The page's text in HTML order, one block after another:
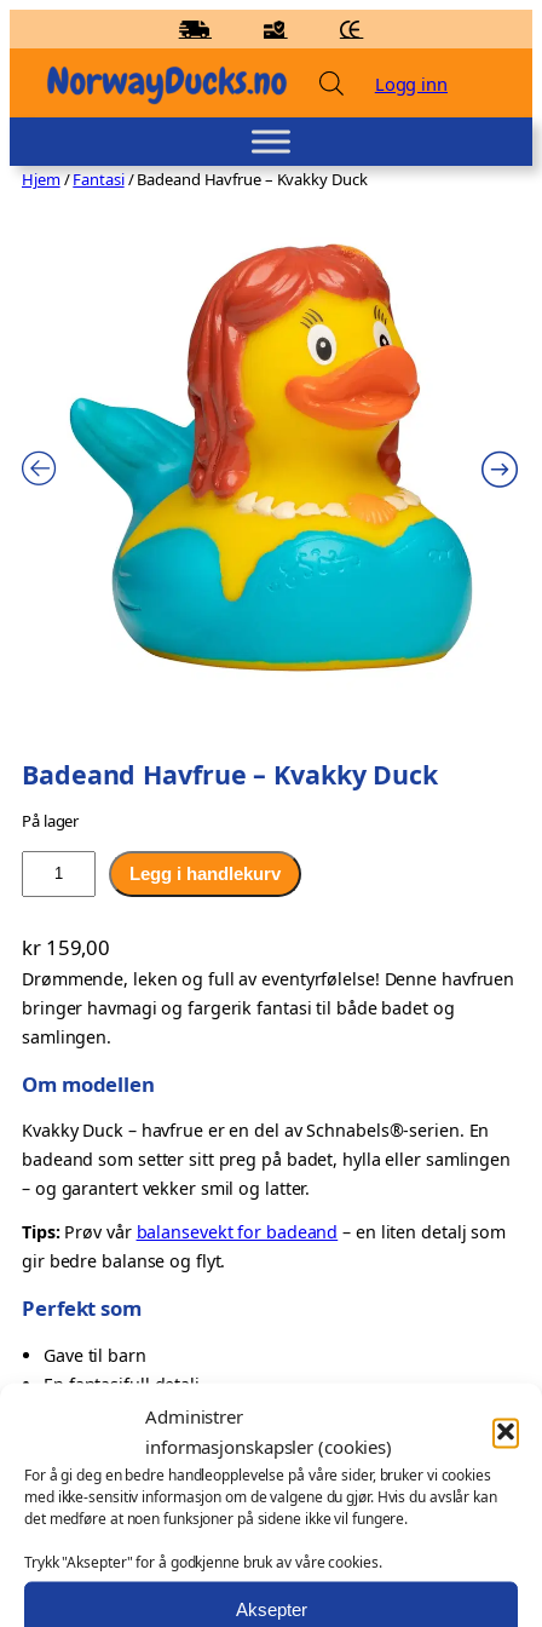
Administrer
informasjonskapsler (cookies)
For å gi deg en bedre handleopplevelse på våre sider, bruker vi cookies
med ikke-sensitiv informasjon om de valgene du gjør. Hvis du avslår kan
det medføre at noen funksjoner på sidene ikke vil fungere.
Trykk "Aksepter" for å godkjenne bruk av våre cookies.
Aksepter
Badeand Hjerteballong – Kvakky Duck
kr139,00 +
til
innhold
Logg inn
Hjem/Fantasi/ Badeand Havfrue – Kvakky Duck
Badeand Havfrue – Kvakky Duck
På lager
a
e
a
n
d
a
v
f
e
–
K
a
k
D
u
c
k
a
Legg i handlekurv
kr159,00
Drømmende, leken og full av eventyrfølelse! Denne havfruen
bringer havmagi og fargerik fantasi til både badet og
samlingen.
Om modellen
Kvakky Duck – havfrue er en del av Schnabels®-serien. En
badeand som setter sitt preg på badet, hylla eller samlingen
– og garantert vekker smil og latter.
Tips:Prøv vår balansevekt for badeand – en liten detalj som
gir bedre balanse og flyt.
Perfekt som
Gave til barn
En fantasifull detalj
Oppmerksomhet med eventyrtema
Samlerobjekt med karakter
Også velegnet som
messeartikkel og kampanjeprodukt